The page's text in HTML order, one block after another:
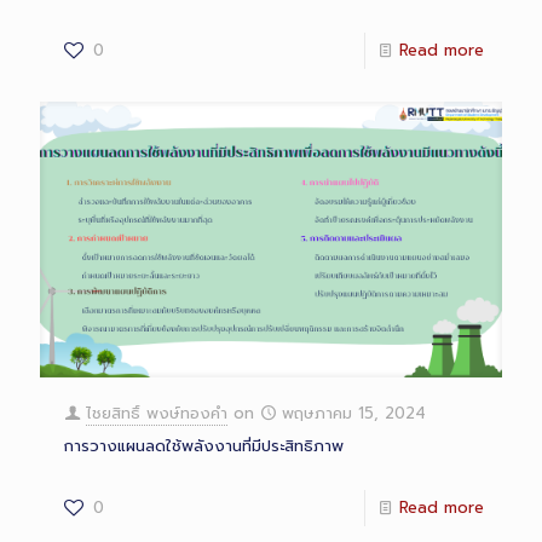
0 Read more
ไชยสิทธิ์ พงษ์ทองคำ on
พฤษภาคม 15, 2024
การวางแผนลดใช้พลังงานที่มีประสิทธิภาพ
0 Read more